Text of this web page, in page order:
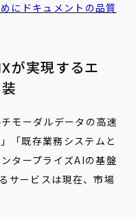
にドキュメントの品質
が実現するエ
チモーダルデータの高速
「既存業務システムと
ンタープライズAIの基盤
サービスは現在、市場